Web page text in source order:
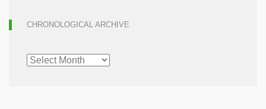
CHRONOLOGICAL ARCHIVE
CHRONOLOGICAL
ARCHIVE